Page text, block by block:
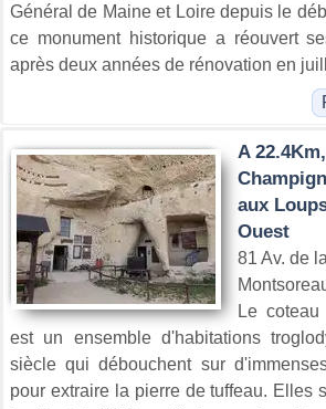
Général de Maine et Loire depuis le
ce monument historique a réouvert
après deux années de rénovation en
A 22.4Km,
aux
Ouest
81 Av. de
Le coteau
est un ensemble d'habitations
siècle qui débouchent sur
pour extraire la pierre de tuffeau. Elles